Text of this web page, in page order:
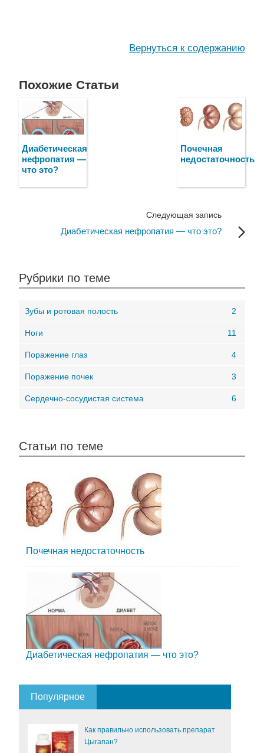
Вернуться к содержанию
Похожие Статьи
Диабетическая
нефропатия —
что это?
Почечная
недостаточность
Следующая запись
Диабетическая нефропатия — что это?
Рубрики по теме
Зубы и ротовая полость 2
Ноги 11
Поражение глаз 4
Поражение почек 3
Сердечно-сосудистая система 6
Статьи по теме
Почечная недостаточность
Диабетическая нефропатия — что это?
Популярное
Как правильно использовать препарат
Цыгапан?